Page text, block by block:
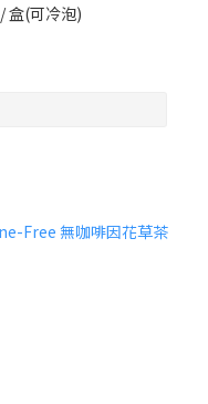
有機經典伯爵紅茶20入 / 盒(可冷泡)